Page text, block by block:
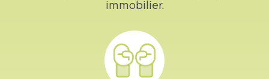
immobilier.